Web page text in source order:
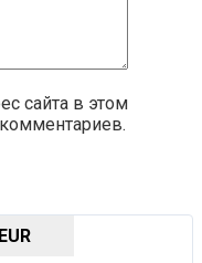
сайта в этом
EUR